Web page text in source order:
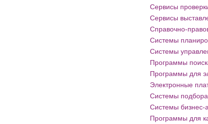
Сервисы
Сервисы
Справочно-
Системы
Системы
Программы
Программы для
Электронные
Системы
Системы бизнес-
Программы для